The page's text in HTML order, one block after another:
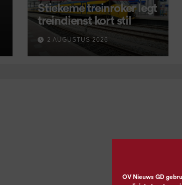
OV Nieuws GD
Stiekeme treinroker legt
treindienst kort stil
2 AUGUSTUS 2026